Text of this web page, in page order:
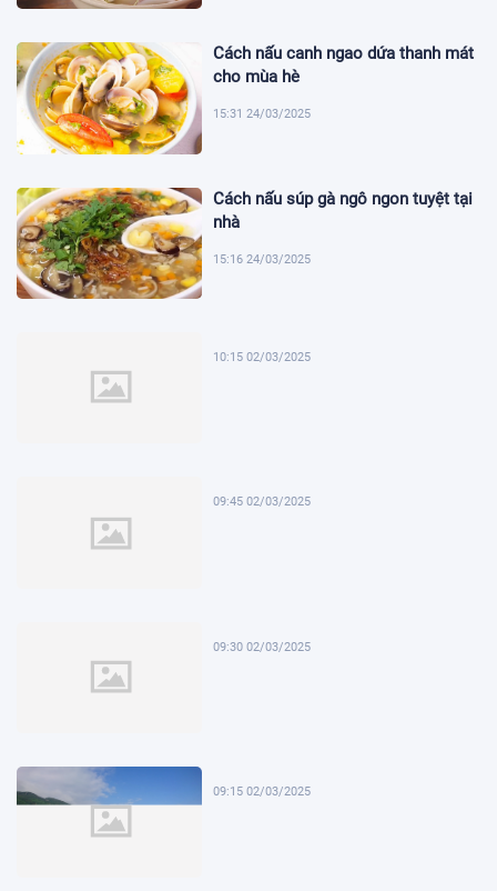
Cách nấu canh ngao dứa thanh mát
cho mùa hè
15:31 24/03/2025
Cách nấu súp gà ngô ngon tuyệt tại
nhà
15:16 24/03/2025
10:15 02/03/2025
09:45 02/03/2025
09:30 02/03/2025
09:15 02/03/2025